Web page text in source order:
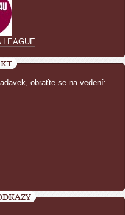
LEAGUE
obraťte se na vedení: